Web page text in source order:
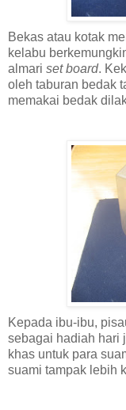
Bekas atau kotak
kelabu
almari set board.
oleh taburan bedak
memakai bedak
Kepada ibu-ibu,
sebagai hadiah hari
khas untuk para
suami tampak lebih